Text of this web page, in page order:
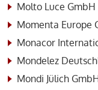
Molto Luce GmbH
Momenta Europe
Monacor
Mondelez
Mondi Jülich